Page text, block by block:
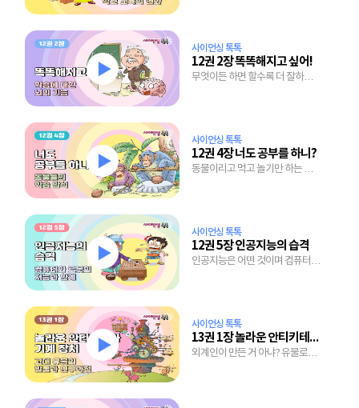
사이언싱 톡톡
12권 2장 똑똑해지고 싶어!
무엇이든 하면 할수록 더 잘하는
사이언싱 톡톡
12권 4장 너도 공부를 하니?
동물이리고 먹고 놀기만 하는 것은
사이언싱 톡톡
12권 5장 인공지능의 습격
인공지능은 어떤 것이며 컴퓨터가
사이언싱 톡톡
13권 1장 놀라운 안티키테라 기계 장치
외계인이 만든 거 아냐? 유물로